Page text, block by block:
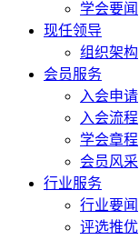
学会要闻
现任领导
组织架构
会员服务
入会申请
入会流程
学会章程
会员风采
行业服务
行业要闻
评选推优